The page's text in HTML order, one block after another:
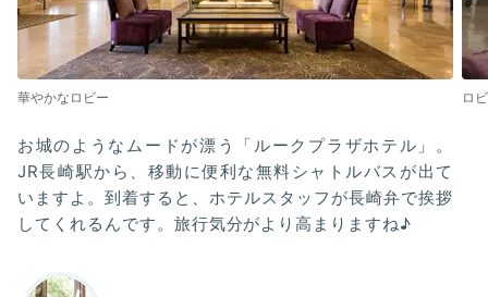
華やかなロビー ロ
お城のようなムードが漂う「ルークプラザホテル」。
JR長崎駅から、移動に便利な無料シャトルバスが出て
いますよ。到着すると、ホテルスタッフが長崎弁で挨拶
してくれるんです。旅行気分がより高まりますね♪